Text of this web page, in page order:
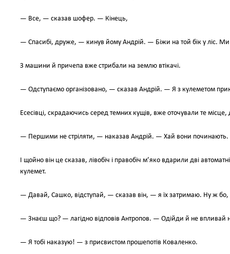
— Все, — сказав шофер. — Кiнець,
— Спасибi, друже, — кинув йому Андрiй. — Бiжи на той бiк у лiс. Ми
З машини й причепа вже стрибали на землю втiкачi.
— Одступаємо органiзовано, — сказав Андрiй. — Я з кулеметом
Есесiвцi, скрадаючись серед темних кущiв, вже оточували те
— Першими не стрiляти, — наказав Андрiй. — Хай вони починають.
І щойно вiн це сказав, лiвобiч i правобiч м’яко вдарили двi
кулемет.
— Давай, Сашко, вiдступай, — сказав вiн, — я їх затримаю. Ну ж
— Знаєш що? — лагiдно вiдповiв Антропов. — Одiйди й не впливай
— Я тобi наказую! — з присвистом прошепотiв Коваленко.